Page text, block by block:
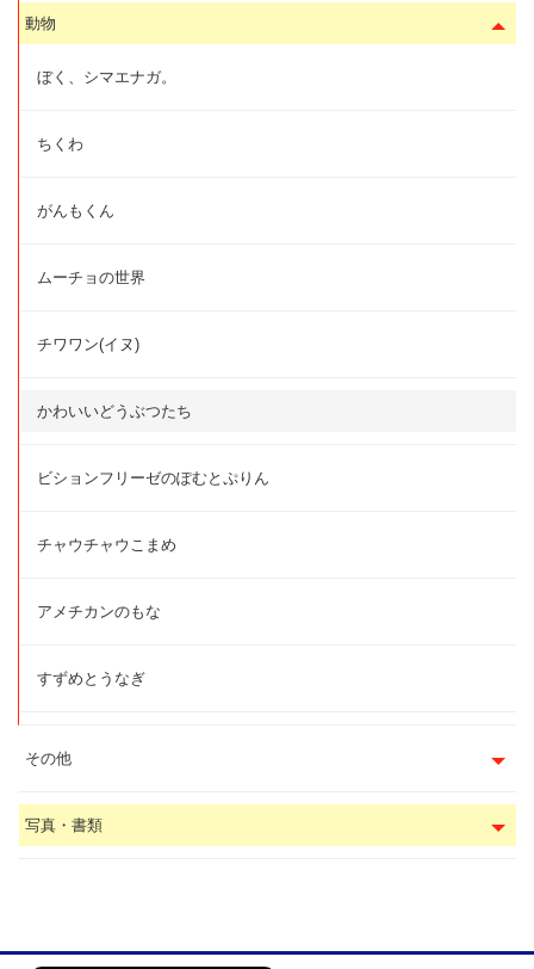
動物
ぼく、シマエナガ。
ちくわ
がんもくん
ムーチョの世界
チワワン(イヌ)
かわいいどうぶつたち
ビションフリーゼのぽむとぷりん
チャウチャウこまめ
アメチカンのもな
すずめとうなぎ
その他
写真・書類